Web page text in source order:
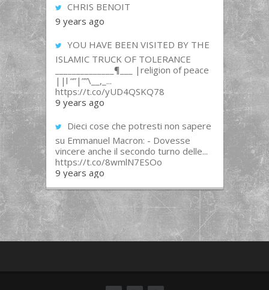
CHRIS BENOIT
9 years ago
YOU HAVE BEEN VISITED BY THE
ISLAMIC TRUCK OF TOLERANCE
______________¶___ |religion of peace
||l “”|””\__,_...
https://t.co/yUD4QSKQ78
9 years ago
Dieci cose che potresti non sapere
su Emmanuel Macron: - Dovesse
vincere anche il secondo turno delle...
https://t.co/8wmlN7ESOo
9 years ago